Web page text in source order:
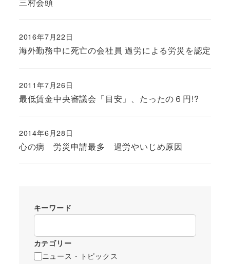
三村会頭
海外勤務中に死亡の会社員 過労による労災を認定
投稿日
2016年7月22日
最低賃金中央審議会「目安」、たったの６円!?
投稿日
2011年7月26日
心の病 労災申請最多 過労やいじめ原因
投稿日
2014年6月28日
キーワード
カテゴリー
ニュース・トピックス